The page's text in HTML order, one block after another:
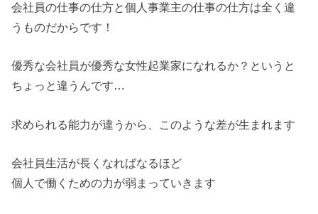
会社員の仕事の仕方と個人事業主の仕事の仕方は全く違
うものだからです！
優秀な会社員が優秀な女性起業家になれるか？というと
ちょっと違うんです…
求められる能力が違うから、このような差が生まれます
会社員生活が長くなればなるほど
個人で働くための力が弱まっていきます